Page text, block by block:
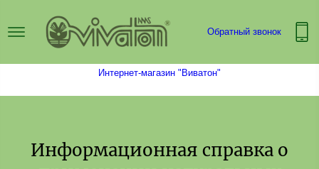
Обратный звонок
Интернет-магазин "Виватон"
Информационная справка о